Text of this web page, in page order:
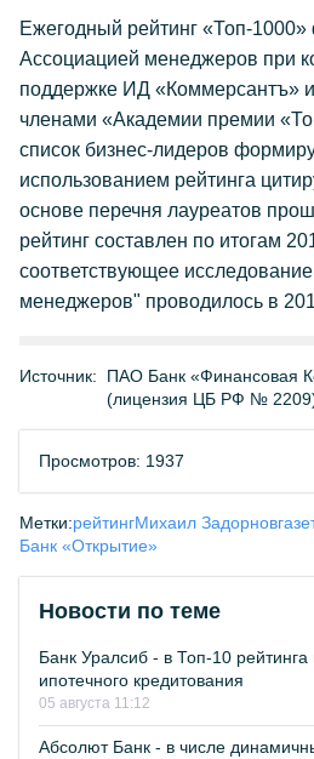
Ежегодный рейтинг «Топ-1000»
Ассоциацией менеджеров при
поддержке ИД «Коммерсантъ»
членами «Академии премии
список бизнес-лидеров
использованием рейтинга
основе перечня лауреатов
рейтинг составлен по итогам
соответствующее
менеджеров" проводилось в
Источник:
ПАО Банк «Финансовая
(лицензия ЦБ РФ №
Просмотров: 1937
Метки:рейтингМихаил Задорнов
Банк «Открытие»
Новости по теме
Банк Уралсиб - в Топ-10
ипотечного кредитования
05 августа 11:12
Абсолют Банк - в числе